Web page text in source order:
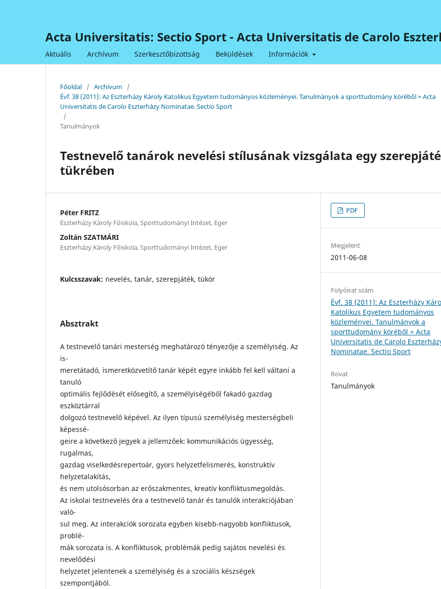
Acta Universitatis: Sectio Sport - Acta Universitatis de Carolo
Aktuális Archívum Szerkesztőbizottság Beküldések Információk
Főoldal / Archívum
/
Évf. 38 (2011): Az Eszterházy Károly Katolikus Egyetem tudományos közleményei. Tanulmányok a sporttudomány köréből = Acta
Universitatis de Carolo Eszterházy Nominatae. Sectio Sport
/
Tanulmányok
Testnevelő tanárok nevelési stílusának vizsgálata egy
tükrében
Péter FRITZ
Eszterházy Károly Főiskola, Sporttudományi Intézet, Eger
Zoltán SZATMÁRI
Eszterházy Károly Főiskola, Sporttudományi Intézet, Eger
Kulcsszavak: nevelés, tanár, szerepjáték, tükör
Absztrakt
A testnevelő tanári mesterség meghatározó tényezője a személyiség. Az
is-
meretátadó, ismeretközvetítő tanár képét egyre inkább fel kell váltani a
tanuló
optimális fejlődését elősegítő, a személyiségéből fakadó gazdag
eszköztárral
dolgozó testnevelő képével. Az ilyen típusú személyiség mesterségbeli
képessé-
geire a következő jegyek a jellemzőek: kommunikációs ügyesség,
rugalmas,
gazdag viselkedésrepertoár, gyors helyzetfelismerés, konstruktív
helyzetalakítás,
és nem utolsósorban az erőszakmentes, kreatív konfliktusmegoldás.
Az iskolai testnevelés óra a testnevelő tanár és tanulók interakciójában
való-
sul meg. Az interakciók sorozata egyben kisebb-nagyobb konfliktusok,
problé-
mák sorozata is. A konfliktusok, problémák pedig sajátos nevelési és
nevelődési
helyzetet jelentenek a személyiség és a szociális készségek
szempontjából.
PDF
Megjelent
2011-06-08
Folyóirat szám
Évf. 38 (2011): Az Eszterházy
Katolikus Egyetem tudományos
közleményei. Tanulmányok a
sporttudomány köréből = Acta
Universitatis de Carolo
Nominatae. Sectio Sport
Rovat
Tanulmányok